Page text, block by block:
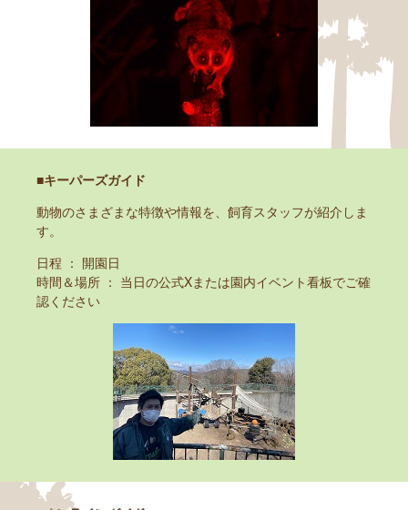
■キーパーズガイド
動物のさまざまな特徴や情報を、飼育スタッフが紹介しま
す。
日程 ： 開園日
時間＆場所 ： 当日の公式Xまたは園内イベント看板でご確
認ください